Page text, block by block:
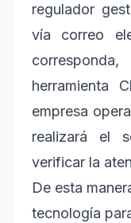
regulador
vía correo
herramienta
empresa
realizará el
verificar la
De esta
tecnología